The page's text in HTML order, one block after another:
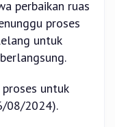
perbaikan ruas
proses
untuk
untuk
08/2024).